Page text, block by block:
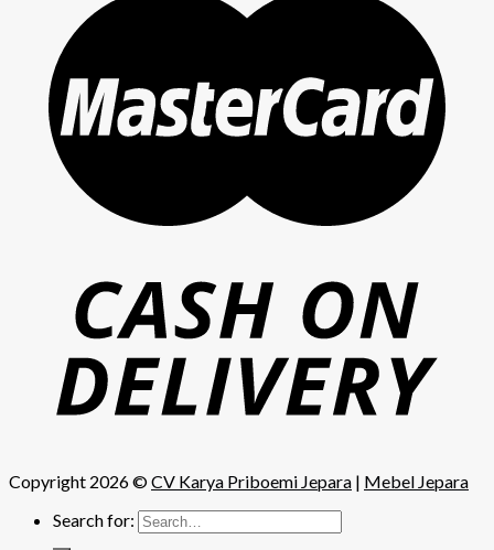
Copyright 2026 ©CV Karya Priboemi Jepara | Mebel Jepara
Search for: